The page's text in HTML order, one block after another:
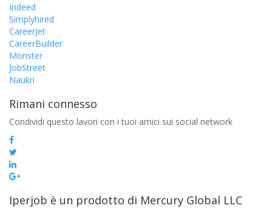
Indeed
Simplyhired
CareerJet
CareerBuilder
Monster
JobStreet
Naukri
Rimani connesso
Condividi questo lavori con i tuoi amici sui social network
Iperjob è un prodotto di Mercury Global LLC